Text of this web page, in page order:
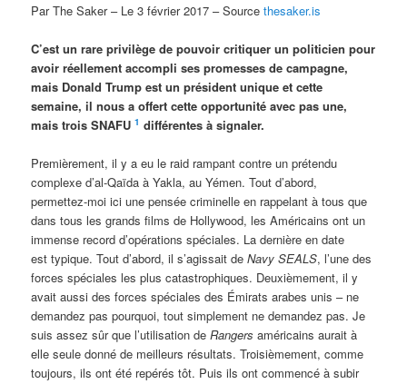
Par The Saker – Le 3 février 2017 – Sourcethesaker.is
C’est un rare privilège de pouvoir critiquer un politicien pour
avoir réellement accompli ses promesses de campagne,
mais Donald Trump est un président unique et cette
semaine, il nous a offert cette opportunité avec pas une,
mais trois SNAFU1 différentes à signaler.
Premièrement, il y a eu le raid rampant contre un prétendu
complexe d’al-Qaïda à Yakla, au Yémen. Tout d’abord,
permettez-moi ici une pensée criminelle en rappelant à tous que
dans tous les grands films de Hollywood, les Américains ont un
immense record d’opérations spéciales. La dernière en date
est typique. Tout d’abord, il s’agissait deNavy SEALS, l’une des
forces spéciales les plus catastrophiques. Deuxièmement, il y
avait aussi des forces spéciales des Émirats arabes unis – ne
demandez pas pourquoi, tout simplement ne demandez pas. Je
suis assez sûr que l’utilisation deRangers américains aurait à
elle seule donné de meilleurs résultats. Troisièmement, comme
toujours, ils ont été repérés tôt. Puis ils ont commencé à subir